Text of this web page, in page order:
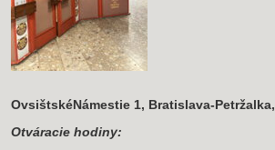
OvsištskéNámestie 1, Bratislava-
Otváracie hodiny: